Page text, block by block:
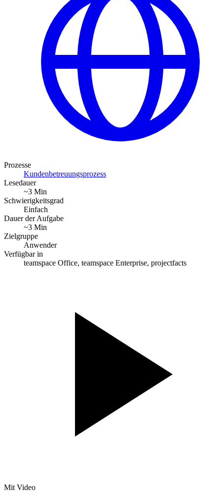
Prozesse
Kundenbetreuungsprozess
Lesedauer
~3 Min
Schwierigkeitsgrad
Einfach
Dauer der Aufgabe
~3 Min
Zielgruppe
Anwender
Verfügbar in
teamspace Office, teamspace Enterprise, projectfacts
Mit Video